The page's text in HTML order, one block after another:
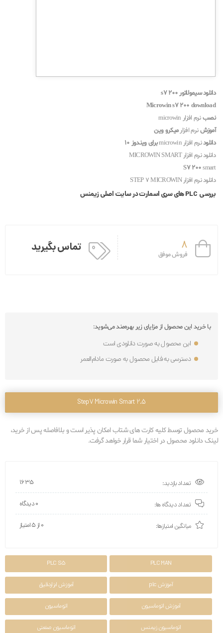
دانلود سیمولاتور s7 200
Microwin s7 200 download
نصبنرم افزار microwin
آموزشنرم افزارمیکرو وین
دانلودنرم افزار microwin
برای ویندوز 10
دانلود نرم افزار MICROWIN SMART
S7 200smart
دانلود نرم افزار STEP 7 MICROWIN
بررسی PLC های سری اسمارت در سایت اصلی زیمنس
8
فروش موفق تماس بگیرید
با خرید این محصول از مزایای زیر بهره‌مند می‌شوید:
این محصول به صورت دانلودی است
دسترسی به فایل محصول به صورت مادام‌العمر
Step7 Microwin Smart 2.5
خرید محصول توسط کلیه کارت های شتاب امکان پذیر است و بلافاصله پس از خرید،
لینک دانلود محصول در اختیار شما قرار خواهد گرفت.
تعداد بازدید: 1635
تعداد دیدگاه ها: 0 دیدگاه
میانگین امتیازها: 0 از ۵ امتیاز
PLC MAN
PLC S5
آموزش plc آموزش ابزاردقیق
آموزش اتوماسیون اتوماسیون
اتوماسیون زیمنس اتوماسیون صنعتی